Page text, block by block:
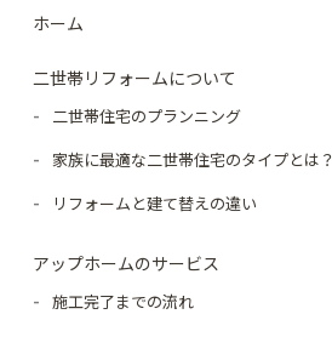
ホーム
二世帯リフォームについて
二世帯住宅のプランニング
家族に最適な二世帯住宅のタイプとは？
リフォームと建て替えの違い
アップホームのサービス
施工完了までの流れ